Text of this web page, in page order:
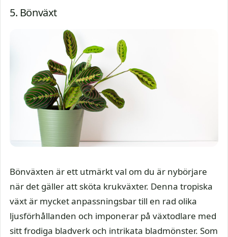
5. Bönväxt
Bönväxten är ett utmärkt val om du är nybörjare
när det gäller att sköta krukväxter. Denna tropiska
växt är mycket anpassningsbar till en rad olika
ljusförhållanden och imponerar på växtodlare med
sitt frodiga bladverk och intrikata bladmönster. Som